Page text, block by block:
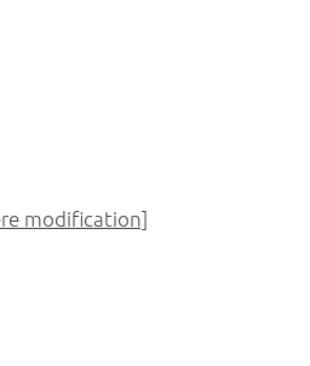
modification]